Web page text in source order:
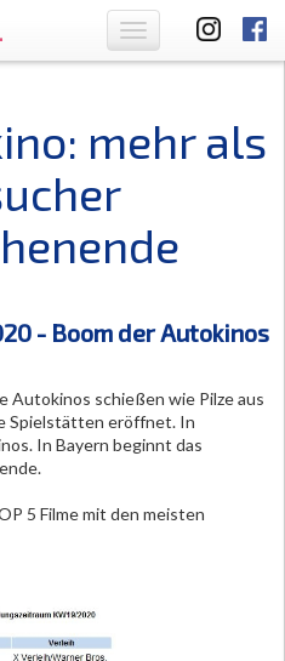
Toggle
navigation
mehr als
- Boom der Autokinos
Autokinos schießen wie Pilze aus
Spielstätten eröffnet. In
In Bayern beginnt das
5 Filme mit den meisten